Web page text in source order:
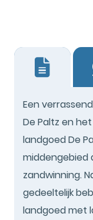
Een
De Paltz en
landgoed De
middengebied
zandwinning.
gedeeltelijk
landgoed met